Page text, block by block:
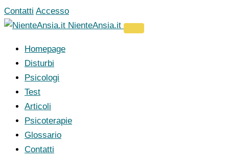
Vai
al
Contatti Accesso
NienteAnsia.it
Homepage
Disturbi
Psicologi
Test
Articoli
Psicoterapie
Glossario
Contatti